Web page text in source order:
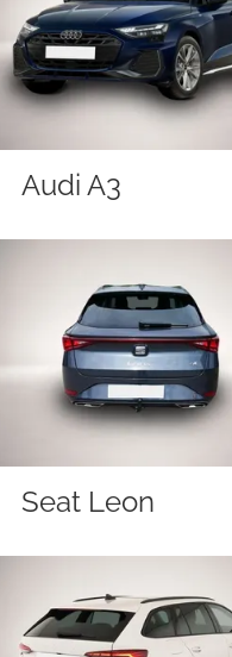
Audi A3
Seat Leon